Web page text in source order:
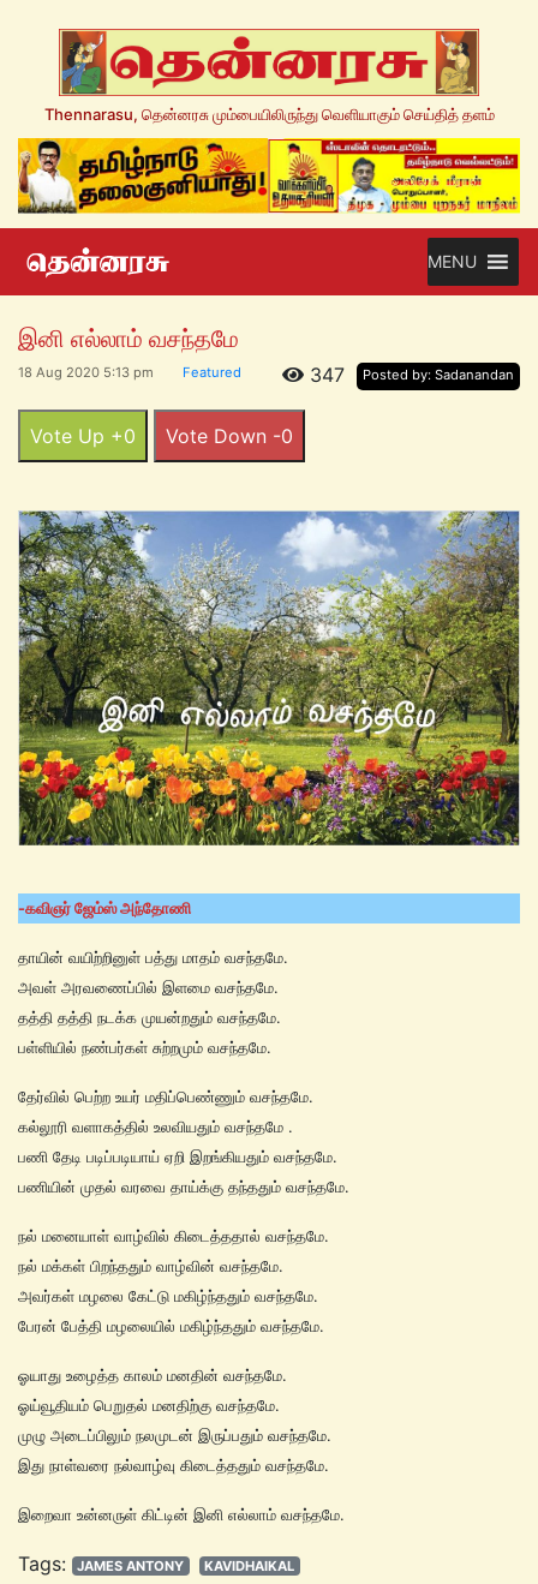
Thennarasu, தென்னரசு மும்பையிலிருந்து வெளியாகும் செய்தித் தளம்
MENU
இனி எல்லாம் வசந்தமே
18 Aug 2020 5:13 pm Featured Posted by: Sadanandan
347
Vote Up +0 Vote Down -0
-கவிஞர் ஜேம்ஸ் அந்தோணி
தாயின் வயிற்றினுள் பத்து மாதம் வசந்தமே.
அவள் அரவணைப்பில் இளமை வசந்தமே.
தத்தி தத்தி நடக்க முயன்றதும் வசந்தமே.
பள்ளியில் நண்பர்கள் சுற்றமும் வசந்தமே.
தேர்வில் பெற்ற உயர் மதிப்பெண்ணும் வசந்தமே.
கல்லூரி வளாகத்தில் உலவியதும் வசந்தமே .
பணி தேடி படிப்படியாய் ஏறி இறங்கியதும் வசந்தமே.
பணியின் முதல் வரவை தாய்க்கு தந்ததும் வசந்தமே.
நல் மனையாள் வாழ்வில் கிடைத்ததால் வசந்தமே.
நல் மக்கள் பிறந்ததும் வாழ்வின் வசந்தமே.
அவர்கள் மழலை கேட்டு மகிழ்ந்ததும் வசந்தமே.
பேரன் பேத்தி மழலையில் மகிழ்ந்ததும் வசந்தமே.
ஓயாது உழைத்த காலம் மனதின் வசந்தமே.
ஓய்வூதியம் பெறுதல் மனதிற்கு வசந்தமே.
முழு அடைப்பிலும் நலமுடன் இருப்பதும் வசந்தமே.
இது நாள்வரை நல்வாழ்வு கிடைத்ததும் வசந்தமே.
இறைவா உன்னருள் கிட்டின் இனி எல்லாம் வசந்தமே.
Tags: JAMES ANTONY KAVIDHAIKAL